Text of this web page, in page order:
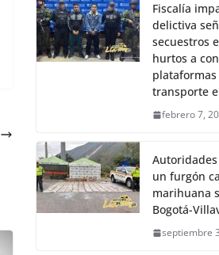
Fiscalía
delictiva
secuestros
hurtos a
transporte
febrero 7,
un furgón
marihuana
Bogotá-
septiembre